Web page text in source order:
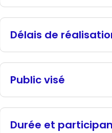
Délais de
Public visé
Durée et